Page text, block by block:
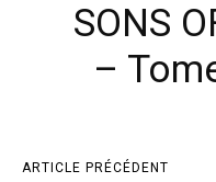
SONS
–
ARTICLE PRÉCÉDENT